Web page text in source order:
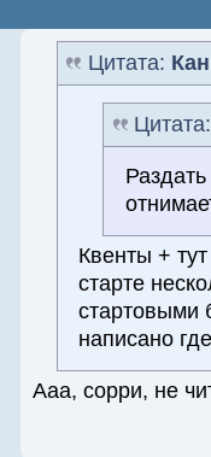
Цитата:
Квенты +
старте
стартовыми
написано
Ааа, сорри, не